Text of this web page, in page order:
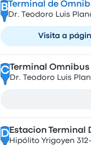
B Terminal de
Dr. Teodoro Luis
Visita a
CTerminal
Dr. Teodoro Luis
DEstacion Terminal
Hipólito Yrigoyen